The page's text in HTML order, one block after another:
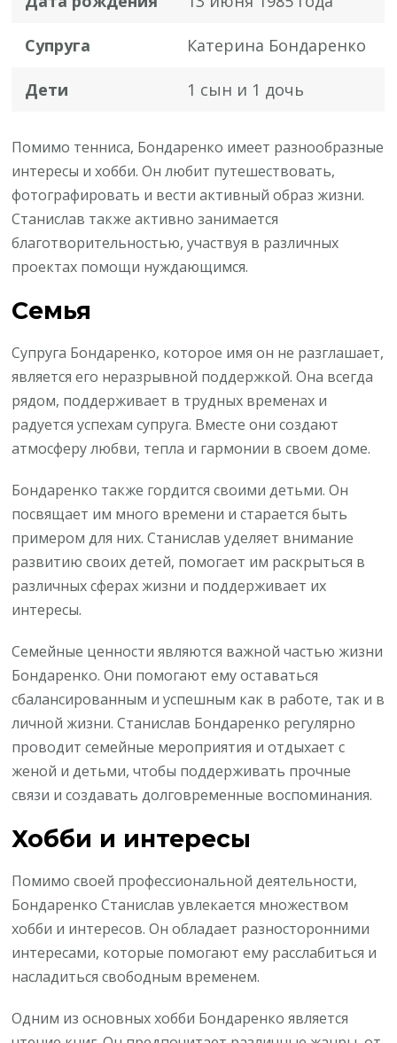
Супруга Катерина Бондаренко
Дети 1 сын и 1 дочь
Помимо тенниса, Бондаренко имеет разнообразные
интересы и хобби. Он любит путешествовать,
фотографировать и вести активный образ жизни.
Станислав также активно занимается
благотворительностью, участвуя в различных
проектах помощи нуждающимся.
Семья
Супруга Бондаренко, которое имя он не разглашает,
является его неразрывной поддержкой. Она всегда
рядом, поддерживает в трудных временах и
радуется успехам супруга. Вместе они создают
атмосферу любви, тепла и гармонии в своем доме.
Бондаренко также гордится своими детьми. Он
посвящает им много времени и старается быть
примером для них. Станислав уделяет внимание
развитию своих детей, помогает им раскрыться в
различных сферах жизни и поддерживает их
интересы.
Семейные ценности являются важной частью жизни
Бондаренко. Они помогают ему оставаться
сбалансированным и успешным как в работе, так и в
личной жизни. Станислав Бондаренко регулярно
проводит семейные мероприятия и отдыхает с
женой и детьми, чтобы поддерживать прочные
связи и создавать долговременные воспоминания.
Хобби и интересы
Помимо своей профессиональной деятельности,
Бондаренко Станислав увлекается множеством
хобби и интересов. Он обладает разносторонними
интересами, которые помогают ему расслабиться и
насладиться свободным временем.
Одним из основных хобби Бондаренко является